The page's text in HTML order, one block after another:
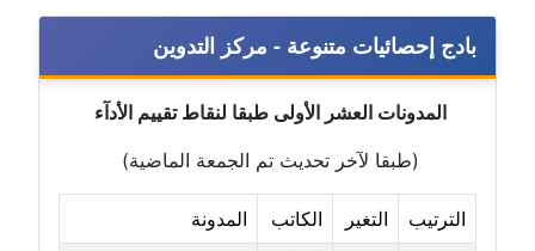
مدونة أماني عبد السلام
عاملة
مدونة أماني عز الدين
عاملة
مدونة أمل الجزائرية
بادج إحصائيات متنوعة - مركز التدوين
المدونات العشر الأولى طبقا لنقاط تقييم الأدآء
(طبقا لآخر تحديث تم الجمعة الماضية)
الترتيب التغير الكاتب المدونة